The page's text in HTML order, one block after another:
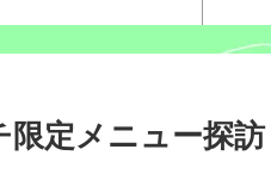
限定メニュー探